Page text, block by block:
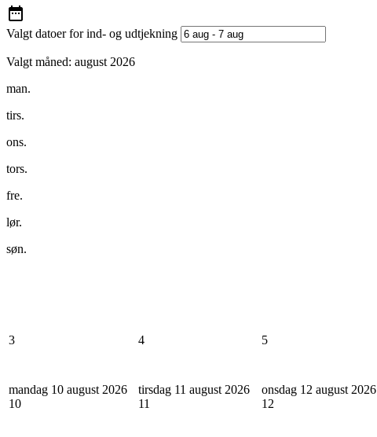
Valgt datoer for ind- og udtjekning
Valgt måned: august 2026
man.
tirs.
ons.
tors.
fre.
lør.
søn.
3 4 5
mandag 10 august 2026
10
tirsdag 11 august 2026
11
onsdag 12 august 2026
12